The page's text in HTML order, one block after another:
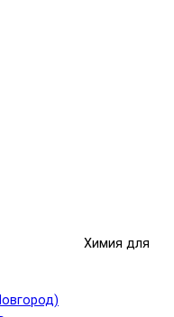
Химия для